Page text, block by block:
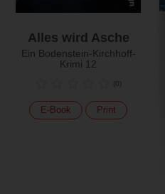
Alles wird Asche
Ein Bodenstein-Kirchhoff-
Krimi 12
(0
E-Book Print